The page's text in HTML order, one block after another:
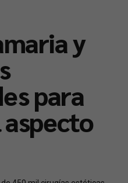
y
para